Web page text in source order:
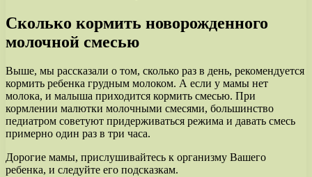
Сколько кормить новорожденного
молочной смесью
Выше, мы рассказали о том, сколько раз в день, рекомендуется
кормить ребенка грудным молоком. А если у мамы нет
молока, и малыша приходится кормить смесью. При
кормлении малютки молочными смесями, большинство
педиатром советуют придерживаться режима и давать смесь
примерно один раз в три часа.
Дорогие мамы, прислушивайтесь к организму Вашего
ребенка, и следуйте его подсказкам.